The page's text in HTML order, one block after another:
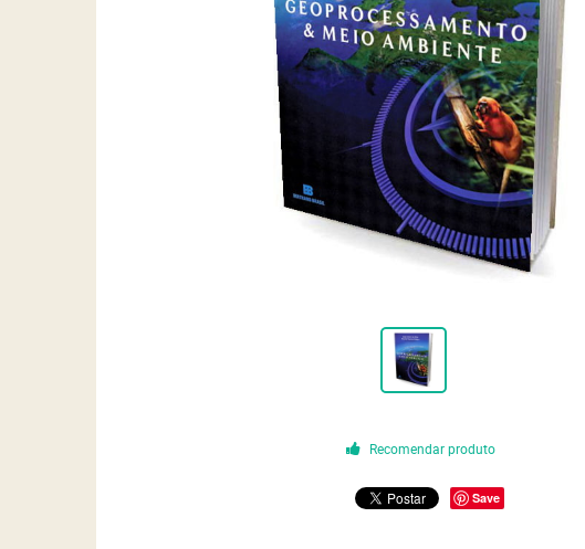
Recomendar produto
Save